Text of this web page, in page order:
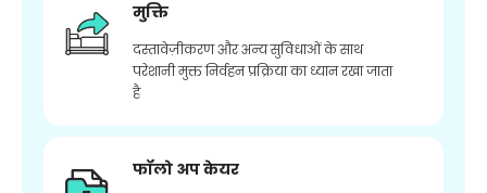
मुक्ति
दस्तावेज़ीकरण और अन्य सुविधाओं के साथ
परेशानी मुक्त निर्वहन प्रक्रिया का ध्यान रखा जाता
है
फॉलो अप केयर